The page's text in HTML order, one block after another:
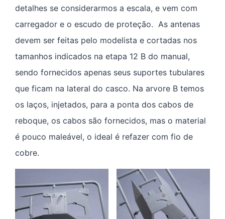
detalhes se considerarmos a escala, e vem com
carregador e o escudo de proteção. As antenas
devem ser feitas pelo modelista e cortadas nos
tamanhos indicados na etapa 12 B do manual,
sendo fornecidos apenas seus suportes tubulares
que ficam na lateral do casco. Na arvore B temos
os laços, injetados, para a ponta dos cabos de
reboque, os cabos são fornecidos, mas o material
é pouco maleável, o ideal é refazer com fio de
cobre.